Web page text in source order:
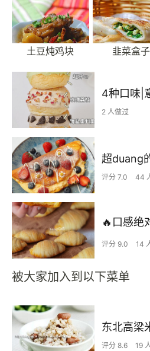
土豆炖鸡块 韭菜盒子
2 人做过
评分 7.0 44
评分 9.0 14
被大家加入到以下菜单
东北高梁
评分 8.6 19